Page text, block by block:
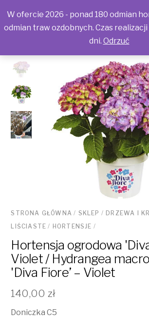
STRONA GŁÓWNA / SKLEP / DRZEWA I
LIŚCIASTE / HORTENSJE /
Hortensja ogrodowa
Violet / Hydrangea
'Diva Fiore’ – Violet
140,00 zł
Doniczka C5
W ofercie 2026 - ponad 180 odmian
odmian traw ozdobnych. Czas
dni. Odrzuć